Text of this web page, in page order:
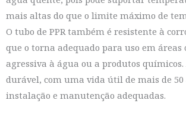
mais altas do que o limite máximo de
O tubo de PPR também é resistente à
que o torna adequado para uso em áreas
agressiva à água ou a produtos químicos.
durável, com uma vida útil de mais de 50
instalação e manutenção adequadas.